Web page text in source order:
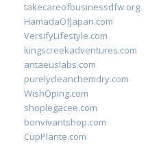
takecareofbusinessdfw.org
HamadaOfJapan.com
VersifyLifestyle.com
kingscreekadventures.com
antaeuslabs.com
purelycleanchemdry.com
WishOping.com
shoplegacee.com
bonvivantshop.com
CupPlante.com